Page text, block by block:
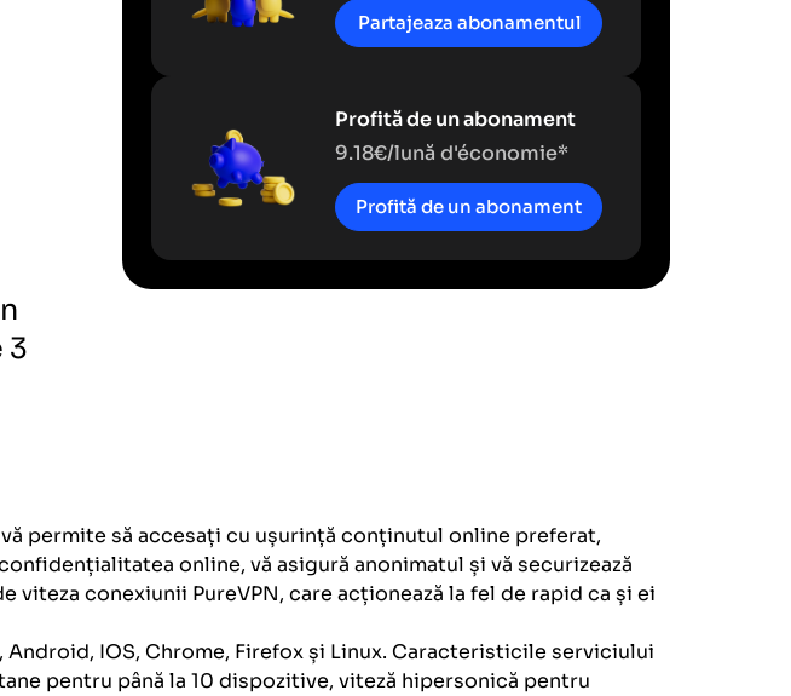
3
Partajeaza abonamentul
Profită de un abonament
9.18€/lună d'économie*
Profită de un abonament
permite să accesați cu ușurință conținutul online preferat,
online, vă asigură anonimatul și vă securizează
conexiunii PureVPN, care acționează la fel de rapid ca și ei
IOS, Chrome, Firefox și Linux. Caracteristicile serviciului
pentru până la 10 dispozitive, viteză hipersonică pentru